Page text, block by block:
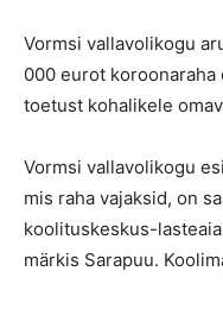
Vormsi vallavolikogu
000 eurot
toetust kohalikele
Vormsi vallavolikogu
mis raha vajaksid, on
koolituskeskus-
märkis Sarapuu.